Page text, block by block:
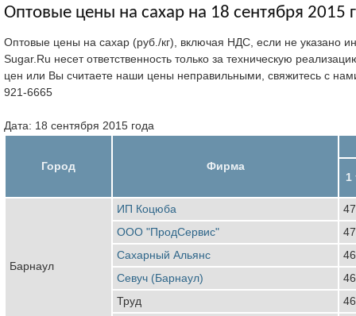
Оптовые цены на сахар на 18 сентября 2015
Оптовые цены на сахар (руб./кг), включая НДС, если не указано
Sugar.Ru несет ответственность только за техническую
цен или Вы считаете наши цены неправильными, свяжитесь с
921-6665
Дата: 18 сентября 2015 года
Город
Фирма
1
Барнаул
ИП Коцюба
47
ООО "ПродСервис"
47
Сахарный Альянс
Севуч (Барнаул)
Труд